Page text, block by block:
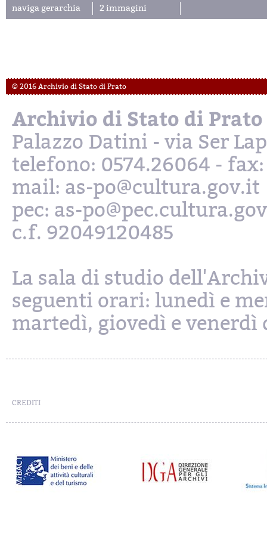
naviga gerarchia 2 immagini
© 2016 Archivio di Stato di Prato
Archivio di Stato di Prato
Palazzo Datini - via Ser
telefono: 0574.26064 - fax:
mail: as-po@cultura.gov.it
pec: as-
c.f. 92049120485
La sala di studio
seguenti orari: lunedì e
martedì, giovedì e venerdì
CREDITI